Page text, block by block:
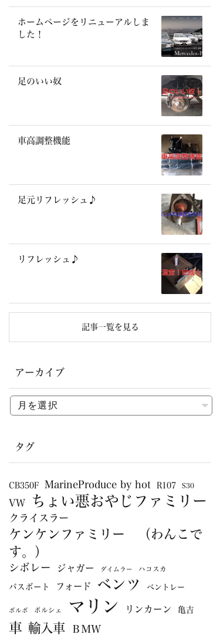
ホームページをリニューアルしま
した！
足のいい奴
車高調整機能
足元リフレッシュ♪
リフレッシュ♪
記事一覧を見る
アーカイブ
タグ
CB350F MarineProduce by hot R107 S30
VW ちょい悪おやじファミリー
クライスラー
ケンケンファミリー （わんこで
す。）
シボレー ジャガー ダイムラー ハコスカ
バスボート フォード ベンツ ベントレー
ボルボ ポルシェ マリン リンカーン 亀吉
車 輸入車 ＢＭＷ